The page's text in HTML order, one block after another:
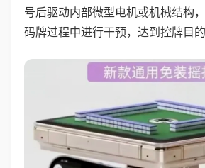
号后驱动内部微型电机或机械结构
码牌过程中进行干预，达到控牌目的